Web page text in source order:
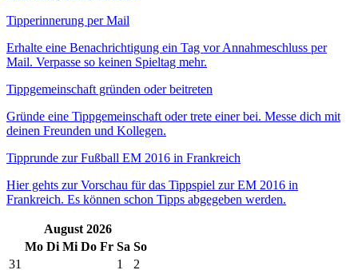
Tipperinnerung perMail
Erhalte eine Benachrichtigung ein Tag vor Annahmeschluss per
Mail. Verpasse so keinen Spieltag mehr.
Tippgemeinschaft gründen oder beitreten
Gründe eine Tippgemeinschaft oder trete einer bei. Messe dich mit
deinen Freunden und Kollegen.
Tipprunde zur Fußball EM 2016 in Frankreich
Hier gehts zur Vorschau für das Tippspiel zur EM 2016 in
Frankreich. Es können schon Tipps abgegeben werden.
August 2026
Mo Di Mi Do Fr Sa So
31
1
2